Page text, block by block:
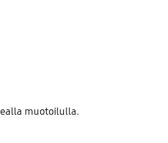
muotoilulla.